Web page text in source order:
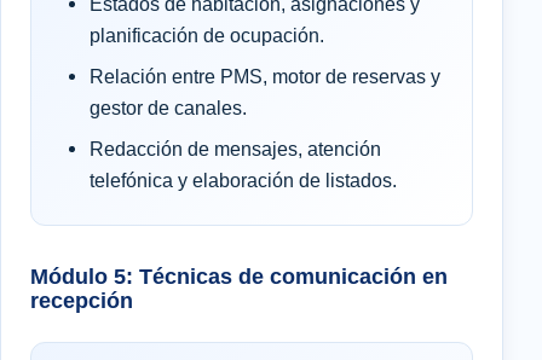
planificación de ocupación.
Relación entre PMS, motor de reservas y
gestor de canales.
Redacción de mensajes, atención
telefónica y elaboración de listados.
Módulo 5: Técnicas de comunicación en
recepción